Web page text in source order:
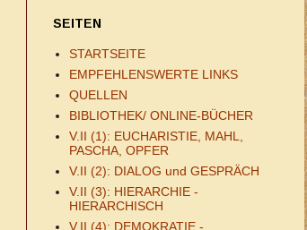
SEITEN
STARTSEITE
EMPFEHLENSWERTE LINKS
QUELLEN
BIBLIOTHEK/ ONLINE-BÜCHER
V.II (1): EUCHARISTIE, MAHL,
PASCHA, OPFER
V.II (2): DIALOG und GESPRÄCH
V.II (3): HIERARCHIE -
HIERARCHISCH
V.II (4): DEMOKRATIE -